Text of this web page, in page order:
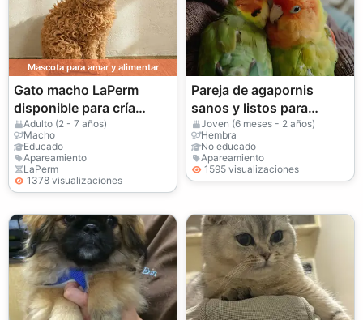
Mascota para amar y alimentar
Gato macho LaPerm
disponible para cría
responsable
Adulto (2 - 7 años)
Macho
Educado
Apareamiento
LaPerm
1378 visualizaciones
Pareja de agapornis
sanos y listos para
reproducirse
Joven (6 meses - 2 años)
Hembra
No educado
Apareamiento
1595 visualizaciones